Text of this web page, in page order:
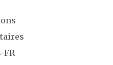
FR